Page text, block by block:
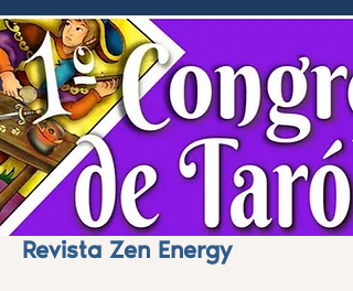
Revista Zen Energy